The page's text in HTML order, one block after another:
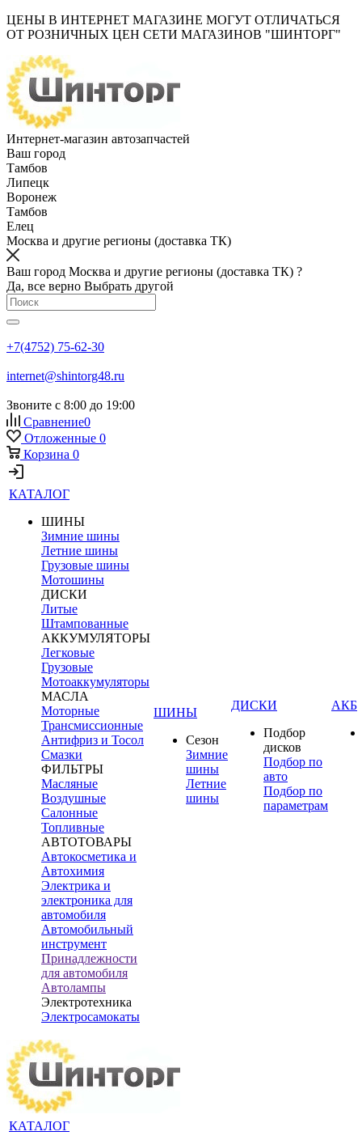
ЦЕНЫ В ИНТЕРНЕТ МАГАЗИНЕ МОГУТ ОТЛИЧАТЬСЯ
ОТ РОЗНИЧНЫХ ЦЕН СЕТИ МАГАЗИНОВ "ШИНТОРГ"
Интернет-магазин автозапчастей
Ваш город
Тамбов
Липецк
Воронеж
Тамбов
Елец
Москва и другие регионы (доставка ТК)
Ваш город Москва и другие регионы (доставка ТК) ?
Да, все верно Выбрать другой
+7(4752) 75-62-30
internet@shintorg48.ru
Звоните с 8:00 до 19:00
Сравнение0
Отложенные 0
Корзина 0
КАТАЛОГ
ШИНЫ
Зимние шины
Летние шины
Грузовые шины
Мотошины
ДИСКИ
Литые
Штампованные
АККУМУЛЯТОРЫ
Легковые
Грузовые
Мотоаккумуляторы
МАСЛА
Моторные
Трансмиссионные
Антифриз и Тосол
Смазки
ФИЛЬТРЫ
Масляные
Воздушные
Салонные
Топливные
АВТОТОВАРЫ
Автокосметика и
Автохимия
Электрика и
электроника для
автомобиля
Автомобильный
инструмент
Принадлежности
для автомобиля
Автолампы
Электротехника
Электросамокаты
ШИНЫ
Сезон
Зимние
шины
Летние
шины
ДИСКИ
Подбор
дисков
Подбор по
авто
Подбор по
параметрам
АКБ
КАТАЛОГ